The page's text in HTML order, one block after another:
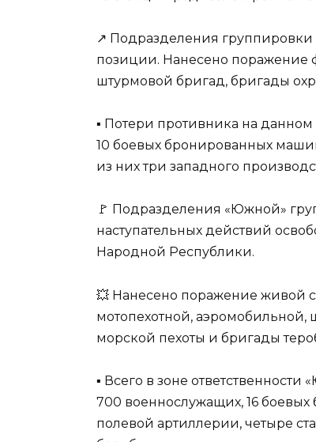
↗️ Подразделения группировки
позиции. Нанесено поражение
штурмовой бригад, бригады
▪️ Потери противника на
10 боевых бронированных
из них три западного
🚩 Подразделения «Южной»
наступательных действий
Народной Республики.
💥 Нанесено поражение живой
мотопехотной,
морской пехоты и бригады
▪️ Всего в зоне
700 военнослужащих, 16
полевой артиллерии, четыре